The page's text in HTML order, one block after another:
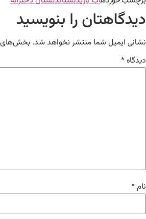
دیدگاهتان را بنویسید
نشانی ایمیل شما منتشر نخواهد شد. بخش‌های
دیدگاه*
نام*